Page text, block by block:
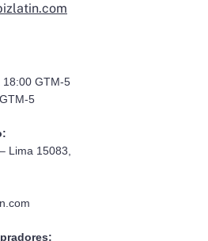
18:00 GTM-5
5
Lima 15083,